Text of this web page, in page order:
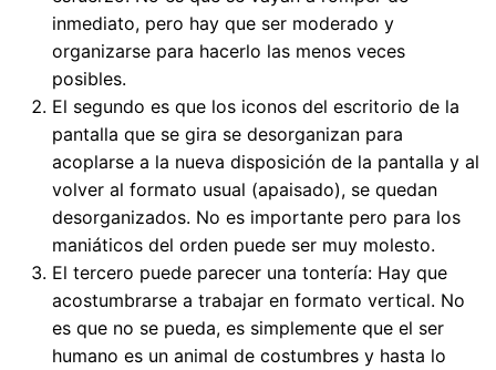
inmediato, pero hay que ser moderado y
organizarse para hacerlo las menos veces
posibles.
El segundo es que los iconos del escritorio de la
pantalla que se gira se desorganizan para
acoplarse a la nueva disposición de la pantalla y al
volver al formato usual (apaisado), se quedan
desorganizados. No es importante pero para los
maniáticos del orden puede ser muy molesto.
El tercero puede parecer una tontería: Hay que
acostumbrarse a trabajar en formato vertical. No
es que no se pueda, es simplemente que el ser
humano es un animal de costumbres y hasta lo